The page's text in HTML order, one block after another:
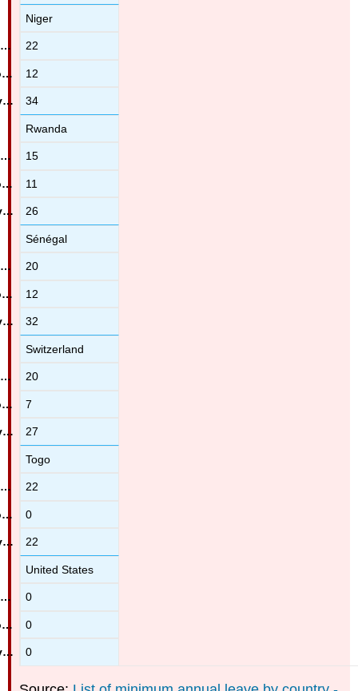
Niger
22
12
34
Rwanda
15
11
26
Sénégal
20
12
32
Switzerland
20
7
27
Togo
22
0
22
United States
0
0
0